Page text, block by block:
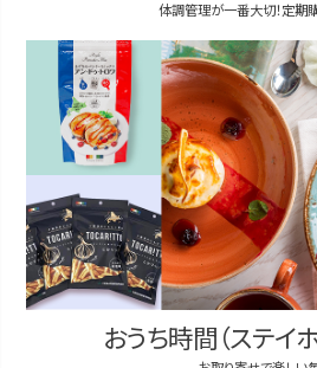
体調管理が一番大切！定期
おうち時間（ステイ